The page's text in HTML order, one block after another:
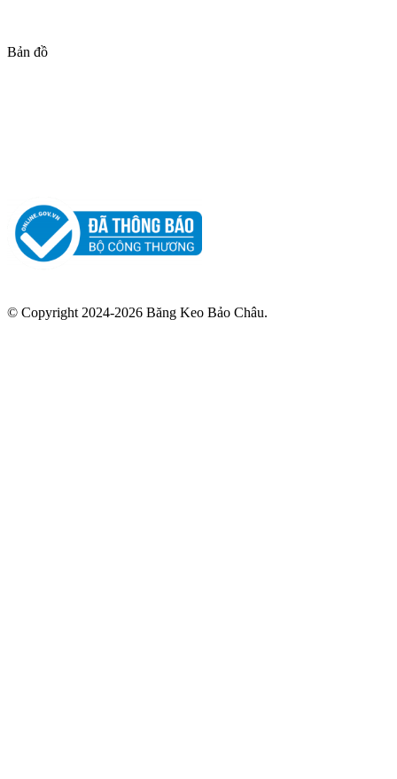
Bản đồ
© Copyright 2024-2026 Băng Keo Bảo Châu.